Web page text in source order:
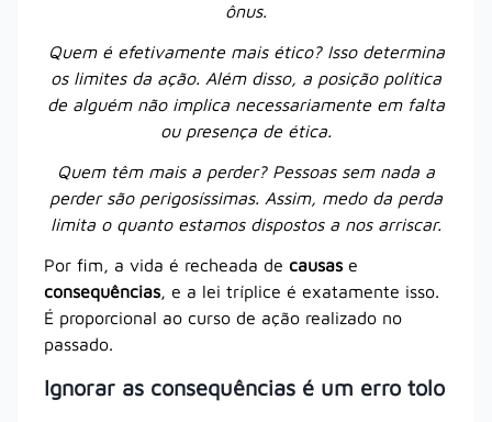
ônus.
Quem é efetivamente mais ético? Isso determina
os limites da ação. Além disso, a posição política
de alguém não implica necessariamente em falta
ou presença de ética.
Quem têm mais a perder? Pessoas sem nada a
perder são perigosíssimas. Assim, medo da perda
limita o quanto estamos dispostos a nos arriscar.
Por fim, a vida é recheada de causas e
consequências, e a lei tríplice é exatamente isso.
É proporcional ao curso de ação realizado no
passado.
Ignorar as consequências é um erro tolo